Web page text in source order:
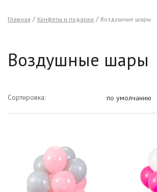
Главная Конфеты и подарки Воздушные шары
Воздушные шары
Сортировка: по умолчанию